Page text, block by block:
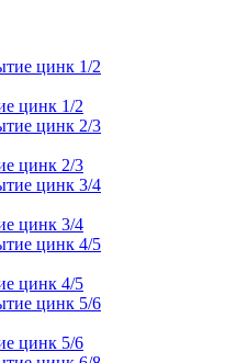
цинк 1/2
цинк 2/3
цинк 3/4
цинк 4/5
цинк 5/6